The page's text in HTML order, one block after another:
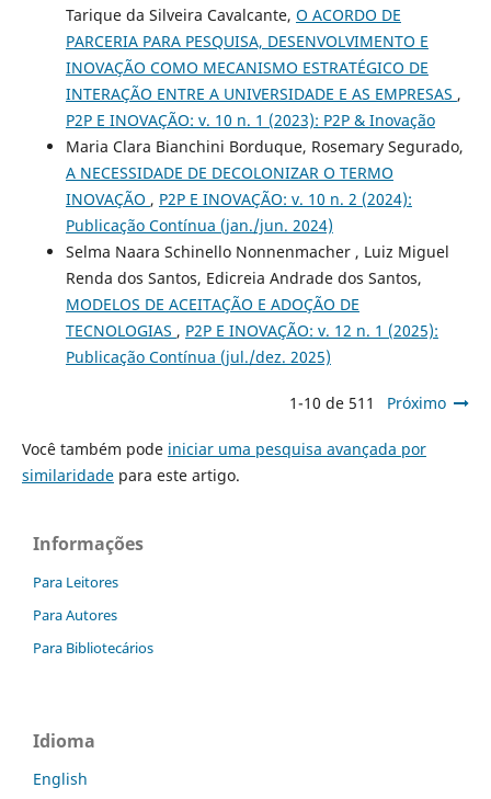
Tarique da Silveira Cavalcante, O ACORDO DE
PARCERIA PARA PESQUISA, DESENVOLVIMENTO E
INOVAÇÃO COMO MECANISMO ESTRATÉGICO DE
INTERAÇÃO ENTRE A UNIVERSIDADE E AS EMPRESAS ,
P2P E INOVAÇÃO: v. 10 n. 1 (2023): P2P & Inovação
Maria Clara Bianchini Borduque, Rosemary Segurado,
A NECESSIDADE DE DECOLONIZAR O TERMO
INOVAÇÃO , P2P E INOVAÇÃO: v. 10 n. 2 (2024):
Publicação Contínua (jan./jun. 2024)
Selma Naara Schinello Nonnenmacher , Luiz Miguel
Renda dos Santos, Edicreia Andrade dos Santos,
MODELOS DE ACEITAÇÃO E ADOÇÃO DE
TECNOLOGIAS , P2P E INOVAÇÃO: v. 12 n. 1 (2025):
Publicação Contínua (jul./dez. 2025)
1-10 de 511 Próximo
Você também pode iniciar uma pesquisa avançada por
similaridadepara este artigo.
Informações
Para Leitores
Para Autores
Para Bibliotecários
Idioma
English